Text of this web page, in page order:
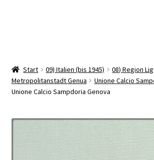
Start 09) Italien (bis 1945)
08) Region
Metropolitanstadt Genua
Unione Calcio
Unione Calcio Sampdoria Genova